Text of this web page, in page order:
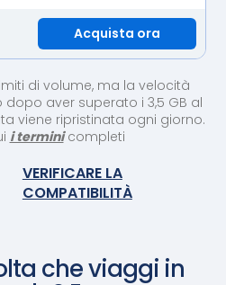
Acquista ora
di volume, ma la velocità
aver superato i 3,5 GB al
viene ripristinata ogni giorno.
i terminicompleti
VERIFICARE LA
COMPATIBILITÀ
che viaggi in